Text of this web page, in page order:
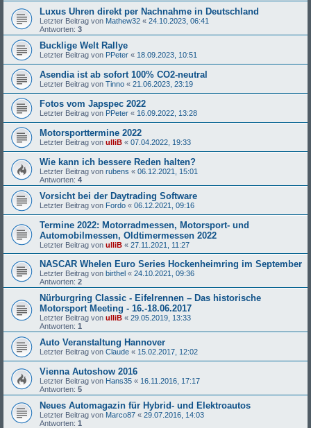
Luxus Uhren direkt per Nachnahme in Deutschland
Letzter Beitrag von Mathew32 « 24.10.2023, 06:41
Antworten: 3
Bucklige Welt Rallye
Letzter Beitrag von PPeter « 18.09.2023, 10:51
Asendia ist ab sofort 100% CO2-neutral
Letzter Beitrag von Tinno « 21.06.2023, 23:19
Fotos vom Japspec 2022
Letzter Beitrag von PPeter « 16.09.2022, 13:28
Motorsporttermine 2022
Letzter Beitrag von ulliB « 07.04.2022, 19:33
Wie kann ich bessere Reden halten?
Letzter Beitrag von rubens « 06.12.2021, 15:01
Antworten: 4
Vorsicht bei der Daytrading Software
Letzter Beitrag von Fordo « 06.12.2021, 09:16
Termine 2022: Motorradmessen, Motorsport- und
Automobilmessen, Oldtimermessen 2022
Letzter Beitrag von ulliB « 27.11.2021, 11:27
NASCAR Whelen Euro Series Hockenheimring im September
Letzter Beitrag von birthel « 24.10.2021, 09:36
Antworten: 2
Nürburgring Classic - Eifelrennen – Das historische
Motorsport Meeting - 16.-18.06.2017
Letzter Beitrag von ulliB « 29.05.2019, 13:33
Antworten: 1
Auto Veranstaltung Hannover
Letzter Beitrag von Claude « 15.02.2017, 12:02
Vienna Autoshow 2016
Letzter Beitrag von Hans35 « 16.11.2016, 17:17
Antworten: 5
Neues Automagazin für Hybrid- und Elektroautos
Letzter Beitrag von Marco87 « 29.07.2016, 14:03
Antworten: 1